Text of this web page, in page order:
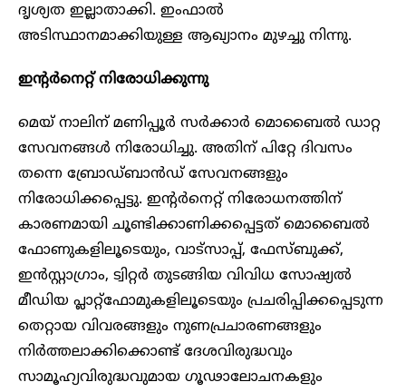
ദൃശ്യത ഇല്ലാതാക്കി. ഇംഫാൽ
അടിസ്ഥാനമാക്കിയുള്ള ആഖ്യാനം മുഴച്ചു നിന്നു.
ഇന്റർനെറ്റ് നിരോധിക്കുന്നു
മെയ് നാലിന് മണിപ്പൂർ സർക്കാർ മൊബൈൽ ഡാറ്റ
സേവനങ്ങൾ നിരോധിച്ചു. അതിന് പിറ്റേ ദിവസം
തന്നെ ബ്രോഡ്ബാൻഡ് സേവനങ്ങളും
നിരോധിക്കപ്പെട്ടു. ഇന്റർനെറ്റ് നിരോധനത്തിന്
കാരണമായി ചൂണ്ടിക്കാണിക്കപ്പെട്ടത് മൊബൈൽ
ഫോണുകളിലൂടെയും, വാട്സാപ്പ്, ഫേസ്ബുക്ക്,
ഇൻസ്റ്റാഗ്രാം, ട്വിറ്റർ തുടങ്ങിയ വിവിധ സോഷ്യൽ
മീഡിയ പ്ലാറ്റ്ഫോമുകളിലൂടെയും പ്രചരിപ്പിക്കപ്പെടുന്ന
തെറ്റായ വിവരങ്ങളും നുണപ്രചാരണങ്ങളും
നിർത്തലാക്കിക്കൊണ്ട് ദേശവിരുദ്ധവും
സാമൂഹ്യവിരുദ്ധവുമായ ഗൂഢാലോചനകളും